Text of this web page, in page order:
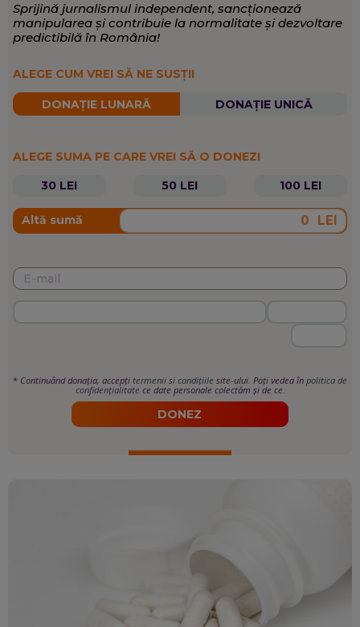
Sprijină jurnalismul independent, sancționează
manipularea și contribuie la normalitate și dezvoltare
predictibilă în România!
ALEGE CUM VREI SĂ NE SUSȚII
DONAȚIE LUNARĂ DONAȚIE UNICĂ
ALEGE SUMA PE CARE VREI SĂ O DONEZI
30 LEI
50 LEI 100 LEI
Altă sumă LEI
* Continuând donația, accepți termenii si condițiile site-ului. Poți vedea în politica de
confidențialitate ce date personale colectăm și de ce.
DONEZ